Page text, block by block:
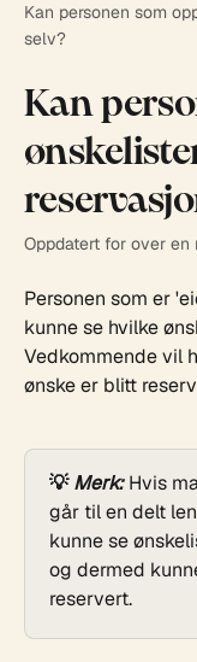
Kan personen som
selv?
Kan
Oppdatert for over en
Personen som er
kunne se hvilke
Vedkommende vil
ønske er blitt
💡 Merk: Hvis
går til en delt
kunne se
og dermed
reservert.